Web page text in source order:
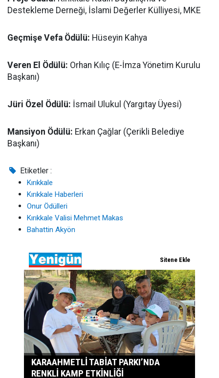
Destekleme Derneği, İslami Değerler Külliyesi, MKE
Geçmişe Vefa Ödülü: Hüseyin Kahya
Veren El Ödülü: Orhan Kılıç (E-İmza Yönetim Kurulu
Başkanı)
Jüri Özel Ödülü: İsmail Ulukul (Yargıtay Üyesi)
Mansiyon Ödülü: Erkan Çağlar (Çerikli Belediye
Başkanı)
Etiketler :
Kırıkkale
Kırıkkale Haberleri
Onur Ödülleri
Kırıkkale Valisi Mehmet Makas
Bahattin Akyön